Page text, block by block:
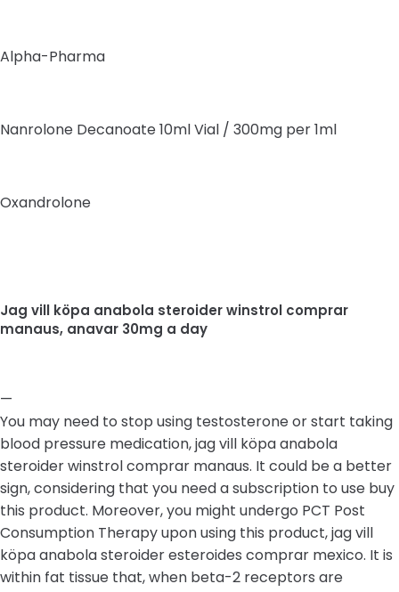
Alpha-Pharma
Nanrolone Decanoate 10ml Vial / 300mg per 1ml
Oxandrolone
Jag vill köpa anabola steroider winstrol comprar
manaus, anavar 30mg a day
—
You may need to stop using testosterone or start taking
blood pressure medication, jag vill köpa anabola
steroider winstrol comprar manaus. It could be a better
sign, considering that you need a subscription to use buy
this product. Moreover, you might undergo PCT Post
Consumption Therapy upon using this product, jag vill
köpa anabola steroider esteroides comprar mexico. It is
within fat tissue that, when beta-2 receptors are